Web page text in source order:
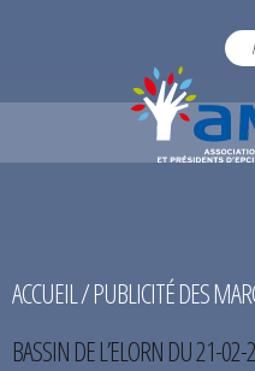
ACCUEIL/PUBLICITÉ DES
BASSIN DE L’ELORN DU 21-